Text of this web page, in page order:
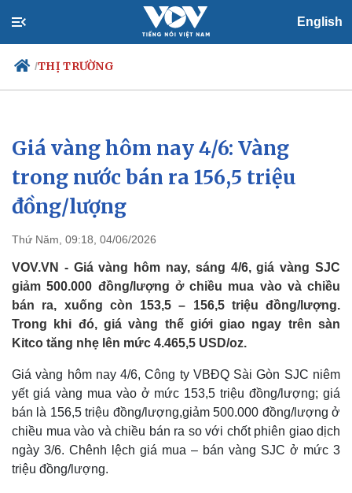
English
/THỊ TRƯỜNG
Chính trị
Tổ chức nhân sự
Quốc hội
Nhận diện sự thật
Xã hội
Tin 24h
Dự báo thời tiết
Giá vàng hôm nay 4/6: Vàng
trong nước bán ra 156,5 triệu
đồng/lượng
Thứ Năm, 09:18, 04/06/2026
VOV.VN - Giá vàng hôm nay, sáng 4/6, giá vàng SJC
giảm 500.000 đồng/lượng ở chiều mua vào và chiều
bán ra, xuống còn 153,5 – 156,5 triệu đồng/lượng.
Trong khi đó, giá vàng thế giới giao ngay trên sàn
Kitco tăng nhẹ lên mức 4.465,5 USD/oz.
Giá vàng hôm nay 4/6, Công ty VBĐQ Sài Gòn SJC niêm
yết giá vàng mua vào ở mức 153,5 triệu đồng/lượng; giá
bán là 156,5 triệu đồng/lượng,giảm 500.000 đồng/lượng ở
chiều mua vào và chiều bán ra so với chốt phiên giao dịch
ngày 3/6. Chênh lệch giá mua – bán vàng SJC ở mức 3
triệu đồng/lượng.